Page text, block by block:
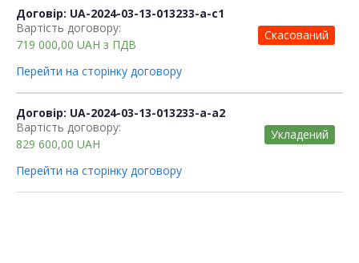
Договір: UA-2024-03-13-013233-a-c1
Вартість договору:
719 000,00 UAH з ПДВ
Скасований
Перейти на сторінку договору
Договір: UA-2024-03-13-013233-a-a2
Вартість договору:
829 600,00 UAH
Укладений
Перейти на сторінку договору